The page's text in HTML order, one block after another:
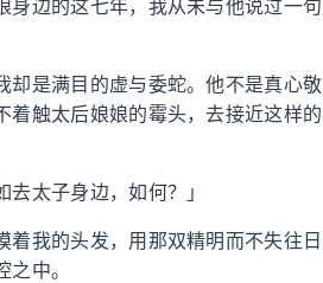
身边的这七年，我从未与他说过一句
却是满目的虚与委蛇。他不是真心敬
着触太后娘娘的霉头，去接近这样的
太子身边，如何？」
我的头发，用那双精明而不失往日
中。